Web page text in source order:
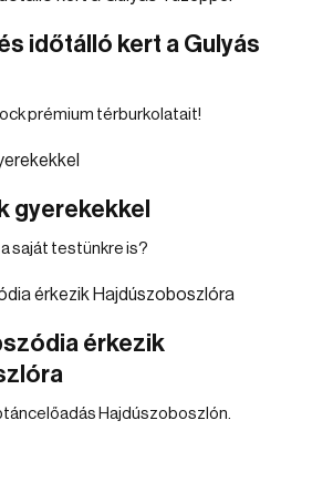
időtálló kert a Gulyás
prémium térburkolatait!
gyerekekkel
saját testünkre is?
érkezik
Hajdúszoboszlón.